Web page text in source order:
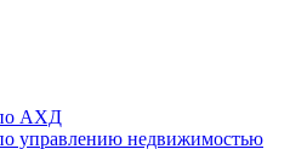
АХД
управлению недвижимостью